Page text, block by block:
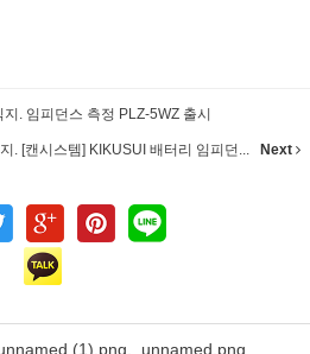
. 임피던스 측정 PLZ-5WZ 출시
. [캔시스템] KIKUSUI 배터리 임피던... Next
(1).png, unnamed.png